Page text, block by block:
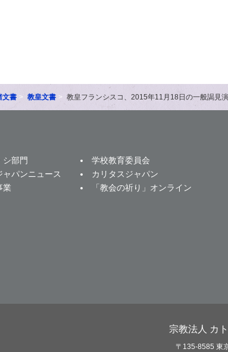
文書 教皇文書 教皇フランシスコ、2015年11月18日の一般謁見
シ部門
学校教育委員会
ャパンニュース
カリタスジャパン
業
「教会の祈り」オンライン
宗教法人 カ
〒135-8585 東